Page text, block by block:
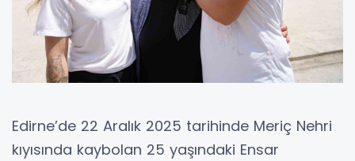
Edirne’de 22 Aralık 2025 tarihinde Meriç Nehri
kıyısında kaybolan 25 yaşındaki Ensar